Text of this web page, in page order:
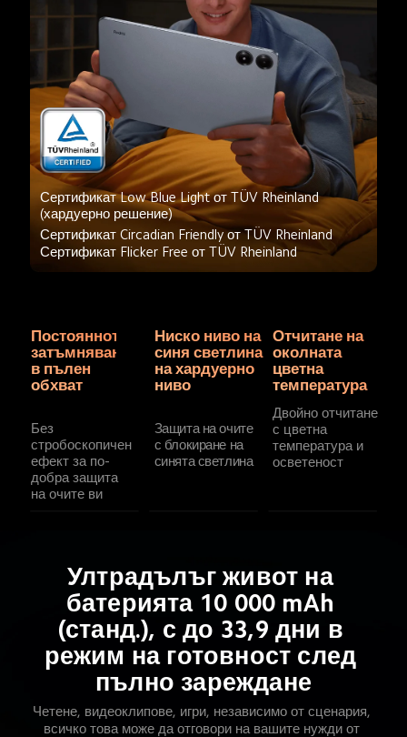
Сертификат Low Blue Light от TÜV Rheinland
(хардуерно решение)
Сертификат Circadian Friendly от TÜV Rheinland
Сертификат Flicker Free от TÜV Rheinland
Постояннотоково
затъмняване
в пълен
обхват
Без
стробоскопичен
ефект за по-
добра защита
на очите ви
Ниско ниво на
синя светлина
на хардуерно
ниво
Защита на очите
с блокиране на
синята светлина
Отчитане на
околната
цветна
температура
Двойно отчитане
с цветна
температура и
осветеност
Ултрадълъг живот на
батерията 10 000 mAh
(станд.), с до 33,9 дни в
режим на готовност след
пълно зареждане
Четене, видеоклипове, игри, независимо от сценария,
всичко това може да отговори на вашите нужди от